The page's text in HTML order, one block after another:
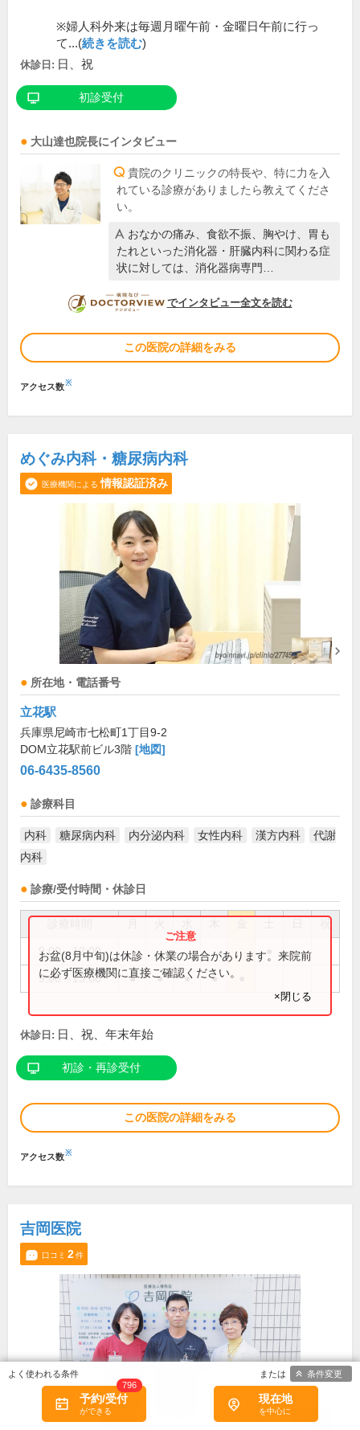
※婦人科外来は毎週月曜午前・金曜日午前に行っ
て...(続きを読む)
休診日: 日、祝
初診受付
大山達也院長にインタビュー
貴院のクリニックの特長や、特に力を入
れている診療がありましたら教えてくださ
い。
おなかの痛み、食欲不振、胸やけ、胃も
たれといった消化器・肝臓内科に関わる症
状に対しては、消化器病専門…
DOCTORVIEW
でインタビュー全文を読む
この医院の詳細をみる
アクセス数※
めぐみ内科・糖尿病内科
医療機関による 情報認証済み
所在地・電話番号
立花駅
兵庫県尼崎市七松町1丁目9-2
DOM立花駅前ビル3階 [地図]
06-6435-8560
診療科目
内科 糖尿病内科 内分泌内科 女性内科 漢方内科
代謝
内科
診療/受付時間・休診日
9:00～12:00
9:00～13:00 ● ● ● ●
お盆(8月中旬)は休診・休業の場合があります。来院前
に必ず医療機関に直接ご確認ください。
×閉じる
休診日: 日、祝、年末年始
初診・再診受付
この医院の詳細をみる
アクセス数※
吉岡医院
口コミ 2件
予約/受付
796
現在地
条件変更